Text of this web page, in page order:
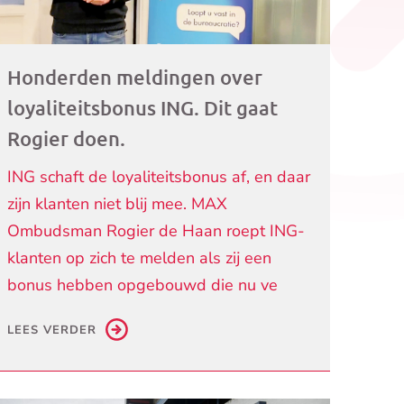
Honderden meldingen over
loyaliteitsbonus ING. Dit gaat
Rogier doen.
ING schaft de loyaliteitsbonus af, en daar
zijn klanten niet blij mee. MAX
Ombudsman Rogier de Haan roept ING-
klanten op zich te melden als zij een
bonus hebben opgebouwd die nu ve
LEES VERDER